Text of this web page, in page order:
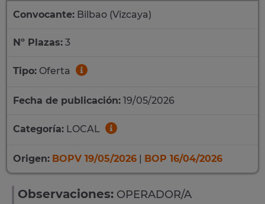
Convocante: Bilbao (Vizcaya)
Nº Plazas: 3
Tipo: Oferta
Fecha de publicación: 19/05/2026
Categoría: LOCAL
Origen: BOPV 19/05/2026 | BOP 16/04/2026
Observaciones: OPERADOR/A